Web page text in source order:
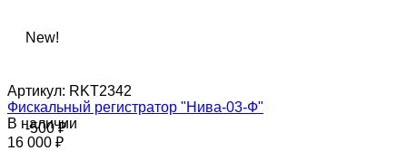
New!
-500₽
Артикул: RKT2342
Фискальный регистратор "Нива-03-Ф"
В наличии
16 000 ₽